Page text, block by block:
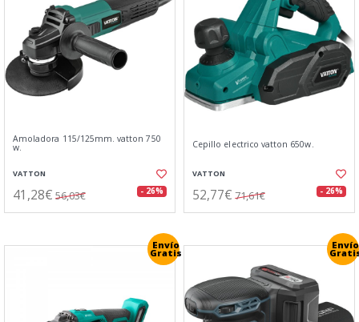
Amoladora 115/125mm. vatton 750
w.
VATTON
41,28€ 56,03€ - 26%
Cepillo electrico vatton 650w.
VATTON
52,77€ 71,61€ - 26%
Envío
Gratis
Envío